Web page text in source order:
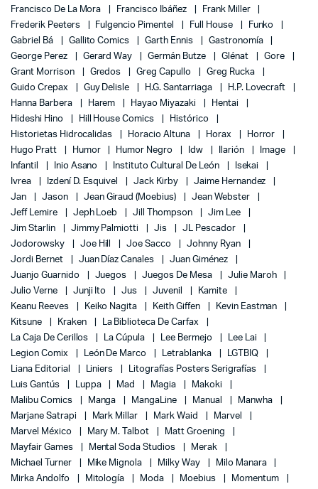
Francisco De La Mora
Francisco Ibáñez
Frank Miller
Frederik Peeters
Fulgencio Pimentel Full House
Funko
Gabriel Bá
Gallito Comics Garth Ennis
Gastronomía
George Perez
Gerard Way Germán Butze Glénat
Gore
Grant Morrison
Gredos Greg Capullo
Greg Rucka
Guido Crepax
Guy Delisle H.G. Santarriaga
H.P. Lovecraft
Hanna Barbera
Harem Hayao Miyazaki
Hentai
Hideshi Hino
Hill House Comics
Histórico
Historietas Hidrocalidas
Horacio Altuna Horax
Horror
Hugo Pratt
Humor Humor Negro Idw Ilarión
Image
Infantil
Inio Asano Instituto Cultural De León
Isekai
Ivrea
Izdení D. Esquivel Jack Kirby
Jaime Hernandez
Jan
Jason Jean Giraud (Moebius)
Jean Webster
Jeff Lemire
Jeph Loeb Jill Thompson
Jim Lee
Jim Starlin
Jimmy Palmiotti Jis
JL Pescador
Jodorowsky
Joe Hill Joe Sacco
Johnny Ryan
Jordi Bernet
Juan Díaz Canales
Juan Giménez
Juanjo Guarnido
Juegos Juegos De Mesa
Julie Maroh
Julio Verne
Junji Ito Jus Juvenil
Kamite
Keanu Reeves
Keiko Nagita Keith Giffen
Kevin Eastman
Kitsune
Kraken
La Biblioteca De Carfax
La Caja De Cerillos
La Cúpula Lee Bermejo
Lee Lai
Legion Comix
León De Marco Letrablanka
LGTBIQ
Liana Editorial
Liniers
Litografías Posters Serigrafías
Luis Gantús
Luppa Mad Magia
Makoki
Malibu Comics
Manga MangaLine Manual
Manwha
Marjane Satrapi
Mark Millar Mark Waid
Marvel
Marvel México
Mary M. Talbot
Matt Groening
Mayfair Games
Mental Soda Studios
Merak
Michael Turner
Mike Mignola Milky Way
Milo Manara
Mirka Andolfo
Mitología Moda Moebius
Momentum